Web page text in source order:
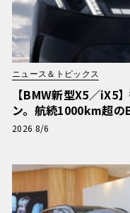
ニュース＆トピックス
【BMW新型X5／iX5
ン。航続1000km超の
ング仕様の全貌
2026 8/6